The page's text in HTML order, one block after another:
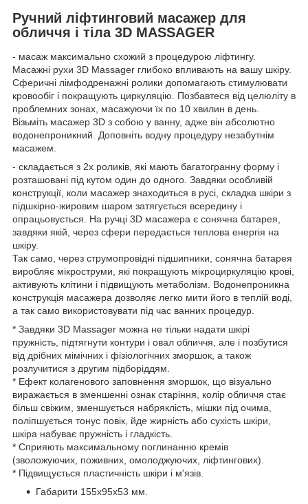
Ручний ліфтинговий масажер для
обличчя і тіла 3D MASSAGER
- масаж максимально схожий з процедурою ліфтингу.
Масажні рухи 3D Massager глибоко впливають на вашу шкіру.
Сферичні лімфодренажні ролики допомагають стимулювати
кровообіг і покращують циркуляцію. Позбавтеся від целюліту в
проблемних зонах, масажуючи їх по 10 хвилин в день.
Візьміть масажер 3D з собою у ванну, адже він абсолютно
водонепроникний. Доповніть водну процедуру незабутнім
масажем.
- складається з 2х роликів, які мають багатогранну форму і
розташовані під кутом один до одного. Завдяки особливій
конструкції, коли масажер знаходиться в русі, складка шкіри з
підшкірно-жировим шаром затягується всередину і
опрацьовується. На ручці 3D масажера є сонячна батарея,
завдяки якій, через сфери передається теплова енергія на
шкіру.
Так само, через струмопровідні підшипники, сонячна батарея
виробляє мікроструми, які покращують мікроциркуляцію крові,
активують клітини і підвищують метаболізм. Водонепроникна
конструкція масажера дозволяє легко мити його в теплій воді,
а так само використовувати під час ванних процедур.
* Завдяки 3D Massager можна не тільки надати шкірі
пружність, підтягнути контури і овал обличчя, але і позбутися
від дрібних мімічних і фізіологічних зморшок, а також
розлучитися з другим підборіддям.
* Ефект колагенового заповнення зморшок, що візуально
виражається в зменшенні ознак старіння, колір обличчя стає
більш свіжим, зменшується набряклість, мішки під очима,
поліпшується тонус повік, йде жирність або сухість шкіри,
шкіра набуває пружність і гладкість.
* Сприяють максимальному поглинанню кремів
(зволожуючих, поживних, омолоджуючих, ліфтингових).
* Підвищується пластичність шкіри і м'язів.
Габарити 155х95х53 мм.